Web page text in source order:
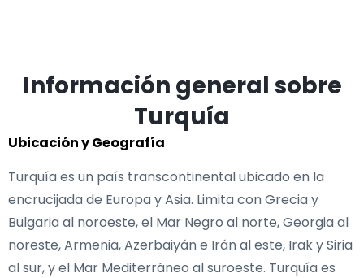
Información general sobre
Turquía
Ubicación y Geografía
Turquía es un país transcontinental ubicado en la
encrucijada de Europa y Asia. Limita con Grecia y
Bulgaria al noroeste, el Mar Negro al norte, Georgia al
noreste, Armenia, Azerbaiyán e Irán al este, Irak y Siria
al sur, y el Mar Mediterráneo al suroeste. Turquía es